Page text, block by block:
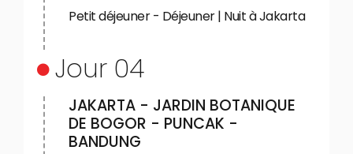
Petit déjeuner - Déjeuner | Nuit à Jakarta
Jour 04
JAKARTA - JARDIN BOTANIQUE
DE BOGOR - PUNCAK -
BANDUNG